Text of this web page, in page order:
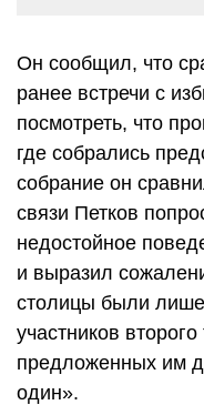
Он сообщил, что
ранее встречи с
посмотреть, что
где собрались
собрание он
связи Петков
недостойное
и выразил
столицы были
участников
предложенных им
один».